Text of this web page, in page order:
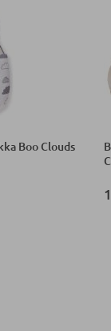
Boo Clouds